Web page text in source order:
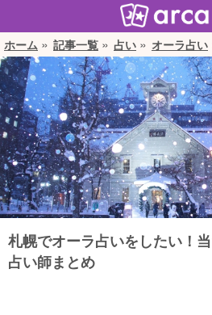
ホーム 記事一覧 占い オーラ占い
札幌でオーラ占いをしたい！
占い師まとめ